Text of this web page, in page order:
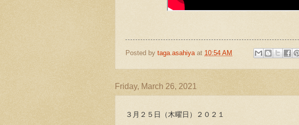
Posted by taga.asahiya at 10:54 AM
Friday, March 26, 2021
３月２５日（木曜日）２０２１